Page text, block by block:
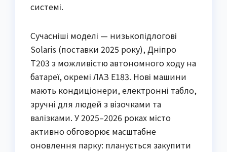
системі.
Сучасніші моделі — низькопідлогові
Solaris (поставки 2025 року), Дніпро
Т203 з можливістю автономного ходу на
батареї, окремі ЛАЗ Е183. Нові машини
мають кондиціонери, електронні табло,
зручні для людей з візочками та
валізками. У 2025–2026 роках місто
активно обговорює масштабне
оновлення парку: планується закупити